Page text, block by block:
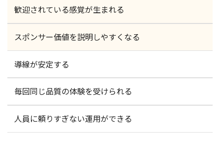
歓迎されている感覚が生まれる
スポンサー価値を説明しやすくなる
導線が安定する
毎回同じ品質の体験を受けられる
人員に頼りすぎない運用ができる